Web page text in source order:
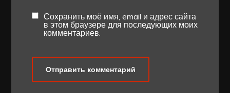
Сохранить моё имя, email и адрес сайта
в этом браузере для последующих моих
комментариев.